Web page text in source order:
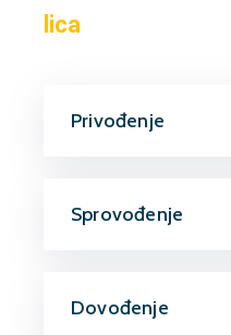
lica
Privođenje
Sprovođenje
Dovođenje